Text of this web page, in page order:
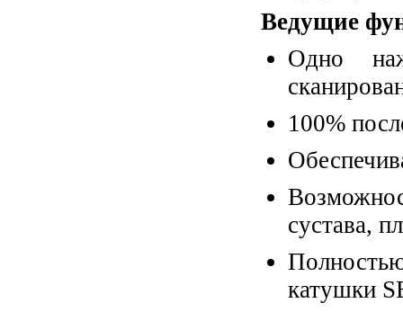
Ведущие
Одно
100%
сустава,
катушки